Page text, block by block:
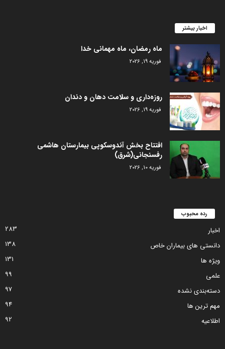
اخبار بیشتر
ماه رمضان، ماه مهمانی خدا
فوریه 19, 2026
روزه‌داری و سلامت دهان و دندان
فوریه 19, 2026
افتتاح بخش آندوسکوپی بیمارستان هاشمی
رفسنجانی(شرق)
فوریه 10, 2026
رده محبوب
اخبار
283
دانستی های بیماران خاص
138
ویژه ها
131
علمی
99
دسته‌بندی نشده
97
مهم ترین ها
94
اطلاعیه
92